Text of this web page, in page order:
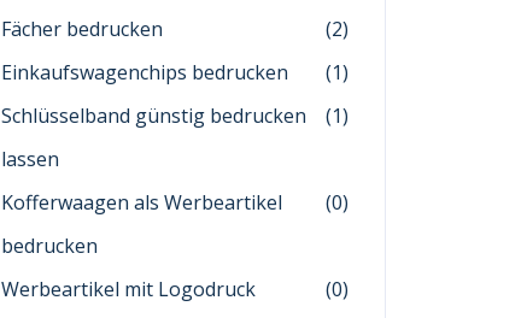
Fächer bedrucken
(2)
Einkaufswagenchips bedrucken
(1)
Schlüsselband günstig bedrucken
lassen
(1)
Kofferwaagen als Werbeartikel
bedrucken
(0)
Werbeartikel mit Logodruck
(0)